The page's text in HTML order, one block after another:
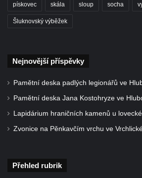
Pamětní desky obětem 1. světové války v
kapli Panny Marie Bolestné v Benešově
v Sokolově
Pomník prvního a druhého odboje v
pískovec skála sloup socha
Šluknovský výběžek
Nejnovější příspěvky
Pamětní deska padlých legionářů ve
Pamětní deska Jana Kostohryze ve
Lapidárium hraničních kamenů u
Zvonice na Pěnkavčím vrchu ve
Přehled rubrik